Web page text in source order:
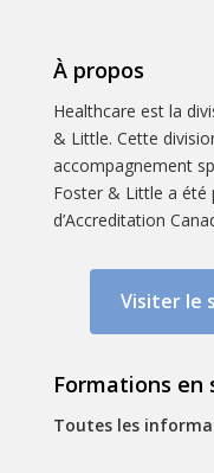
À propos
Healthcare est la
& Little. Cette
accompagnement
Foster & Little a été
d’Accreditation
Visiter le
Formations
Toutes les